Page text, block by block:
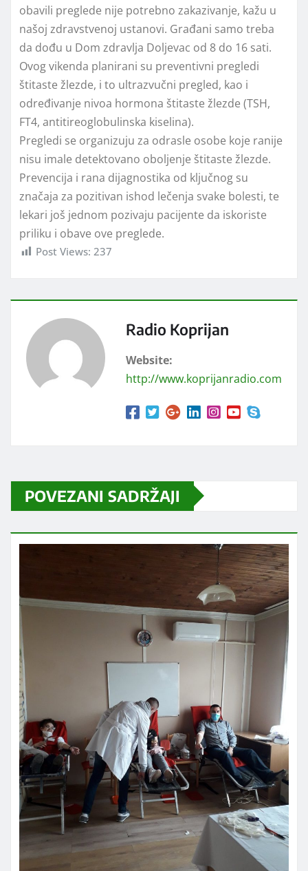
obavili preglede nije potrebno zakazivanje, kažu u
našoj zdravstvenoj ustanovi. Građani samo treba
da dođu u Dom zdravlja Doljevac od 8 do 16 sati.
Ovog vikenda planirani su preventivni pregledi
štitaste žlezde, i to ultrazvučni pregled, kao i
određivanje nivoa hormona štitaste žlezde (TSH,
FT4, antitireoglobulinska kiselina).
Pregledi se organizuju za odrasle osobe koje ranije
nisu imale detektovano oboljenje štitaste žlezde.
Prevencija i rana dijagnostika od ključnog su
značaja za pozitivan ishod lečenja svake bolesti, te
lekari još jednom pozivaju pacijente da iskoriste
priliku i obave ove preglede.
Post Views: 237
Radio Koprijan
Website:
http://www.koprijanradio.com
POVEZANI SADRŽAJI